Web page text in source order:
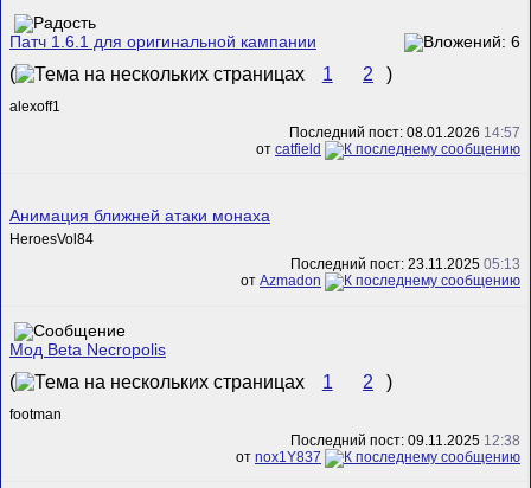
Патч 1.6.1 для оригинальной кампании
( 1 2 )
alexoff1
Последний пост: 08.01.2026 14:57
от catfield
Анимация ближней атаки монаха
HeroesVol84
Последний пост: 23.11.2025 05:13
от Azmadon
Мод Beta Necropolis
( 1 2 )
footman
Последний пост: 09.11.2025 12:38
от nox1Y837